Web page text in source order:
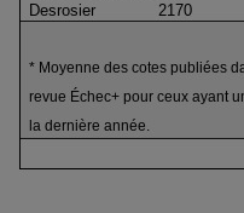
Desrosier
2170
* Moyenne des cotes publiées
revue Échec+ pour ceux ayant
la dernière année.